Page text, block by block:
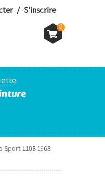
/ S'inscrire
0
Sport L10B 1968